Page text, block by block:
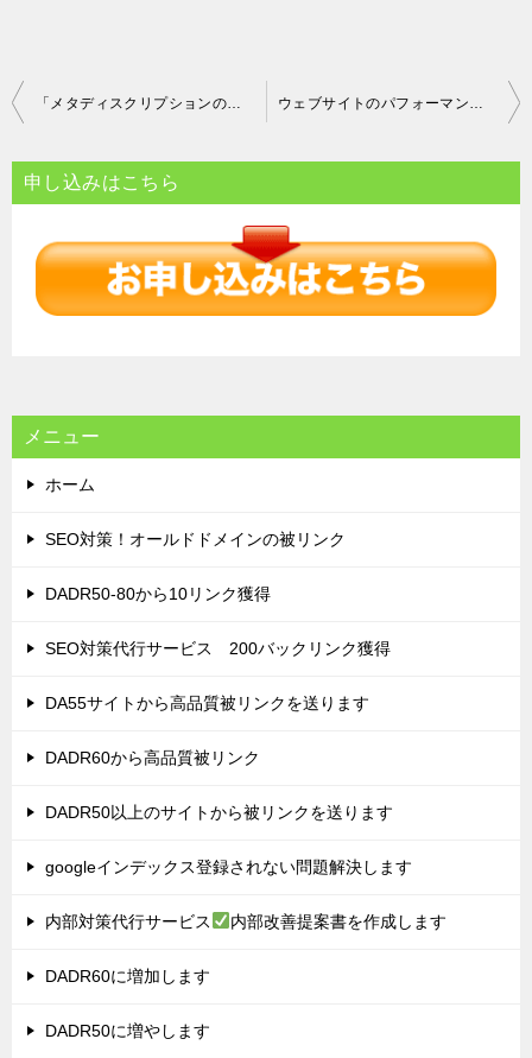
投
ナ
「メタディスクリプションの最適化：効果的なSEO戦略」というタイトルが考えられます。 ウェブサイトのパフォーマンス最適化: 読み込み速度とユーザー体験の向上が検索エンジンの評価につながる理由
申し込みはこちら
メニュー
ホーム
SEO対策！オールドドメインの被リンク
DADR50-80から10リンク獲得
SEO対策代行サービス 200バックリンク獲得
DA55サイトから高品質被リンクを送ります
DADR60から高品質被リンク
DADR50以上のサイトから被リンクを送ります
googleインデックス登録されない問題解決します
内部対策代行サービス 内部改善提案書を作成します
DADR60に増加します
DADR50に増やします